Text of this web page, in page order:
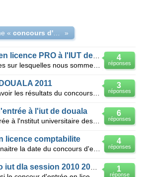
« »
4
réponses
3
réponses
2011
6
réponses
à l'iut de douala
4
réponses
licence comptabilite
1
réponse